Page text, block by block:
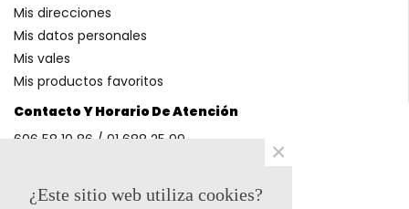
Contacto Y Horario De Atención
606 58 10 86 / 91 688 25 99
Mis direcciones
Mis datos personales
Mis vales
Mis productos favoritos
¿Este sitio web utiliza cookies?
×